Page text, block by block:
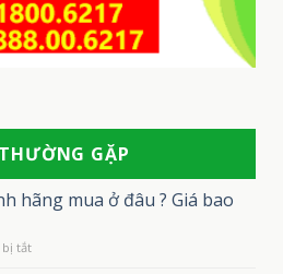
GẶP
hãng mua ở đâu ? Giá bao
bị tắtở